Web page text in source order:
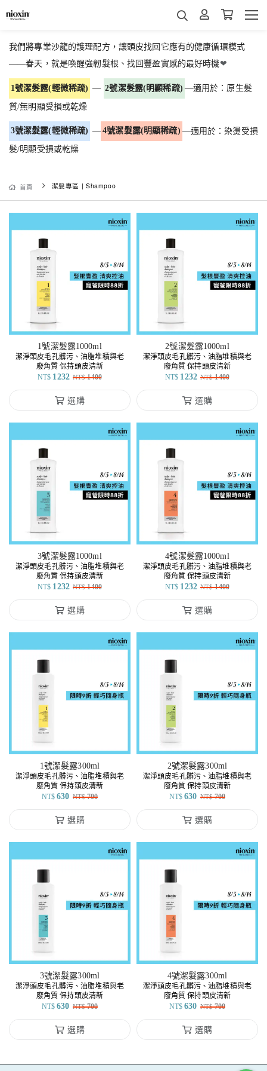
我們將專業沙龍的護理配方，讓頭皮找回它應有的健康循環模式
——春天，就是喚醒強韌髮根、找回豐盈實感的最好時機❤
1號潔髮露(輕微稀疏) — 2號潔髮露(明顯稀疏) —適用於：原生髮
質/無明顯受損或乾燥
3號潔髮露(輕微稀疏) — 4號潔髮露(明顯稀疏) —適用於：染燙受損
髮/明顯受損或乾燥
首頁 潔髮專區 | Shampoo
1號潔髮露1000ml
潔淨頭皮毛孔髒污、油脂堆積與老
廢角質 保持頭皮清新
NT$ 1232 NT$ 1400
選購
2號潔髮露1000ml
潔淨頭皮毛孔髒污、油脂堆積與老
廢角質 保持頭皮清新
NT$ 1232 NT$ 1400
選購
3號潔髮露1000ml
潔淨頭皮毛孔髒污、油脂堆積與老
廢角質 保持頭皮清新
NT$ 1232 NT$ 1400
選購
4號潔髮露1000ml
潔淨頭皮毛孔髒污、油脂堆積與老
廢角質 保持頭皮清新
NT$ 1232 NT$ 1400
選購
1號潔髮露300ml
潔淨頭皮毛孔髒污、油脂堆積與老
廢角質 保持頭皮清新
NT$ 630 NT$ 700
選購
2號潔髮露300ml
潔淨頭皮毛孔髒污、油脂堆積與老
廢角質 保持頭皮清新
NT$ 630 NT$ 700
選購
3號潔髮露300ml
潔淨頭皮毛孔髒污、油脂堆積與老
廢角質 保持頭皮清新
NT$ 630 NT$ 700
選購
4號潔髮露300ml
潔淨頭皮毛孔髒污、油脂堆積與老
廢角質 保持頭皮清新
NT$ 630 NT$ 700
選購